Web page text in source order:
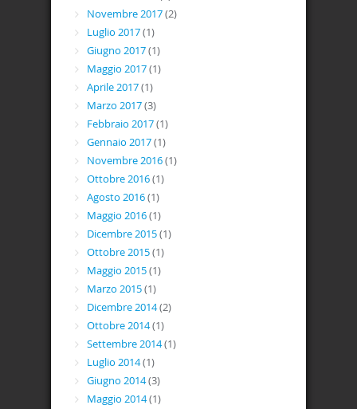
Novembre 2017(2)
Luglio 2017(1)
Giugno 2017(1)
Maggio 2017(1)
Aprile 2017(1)
Marzo 2017(3)
Febbraio 2017(1)
Gennaio 2017(1)
Novembre 2016(1)
Ottobre 2016(1)
Agosto 2016(1)
Maggio 2016(1)
Dicembre 2015(1)
Ottobre 2015(1)
Maggio 2015(1)
Marzo 2015(1)
Dicembre 2014(2)
Ottobre 2014(1)
Settembre 2014(1)
Luglio 2014(1)
Giugno 2014(3)
Maggio 2014(1)